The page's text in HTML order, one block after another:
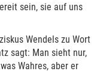
sein, sie auf uns
Wendels zu Wort
sagt: Man sieht nur,
Wahres, aber er